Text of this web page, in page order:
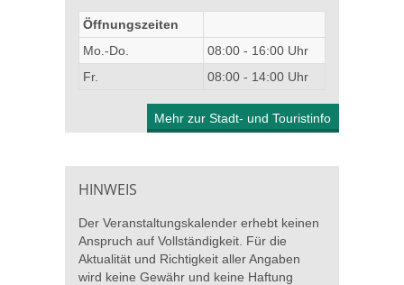
Öffnungszeiten
Mo.-Do.
08:00 - 16:00 Uhr
Fr.
08:00 - 14:00 Uhr
Mehr zur Stadt- und Touristinfo
HINWEIS
Der Veranstaltungskalender erhebt keinen
Anspruch auf Vollständigkeit. Für die
Aktualität und Richtigkeit aller Angaben
wird keine Gewähr und keine Haftung